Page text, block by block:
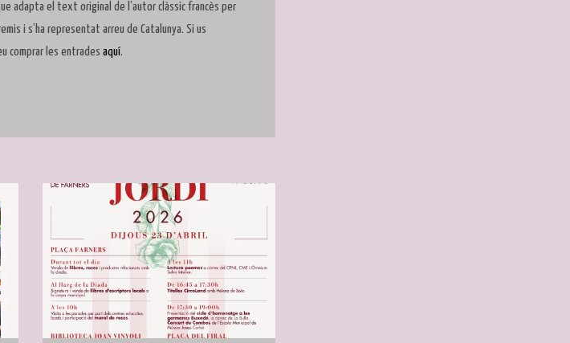
adapta el text original de l’autor clàssic francès per
i s’ha representat arreu de Catalunya. Si us
comprar les entrades aquí.